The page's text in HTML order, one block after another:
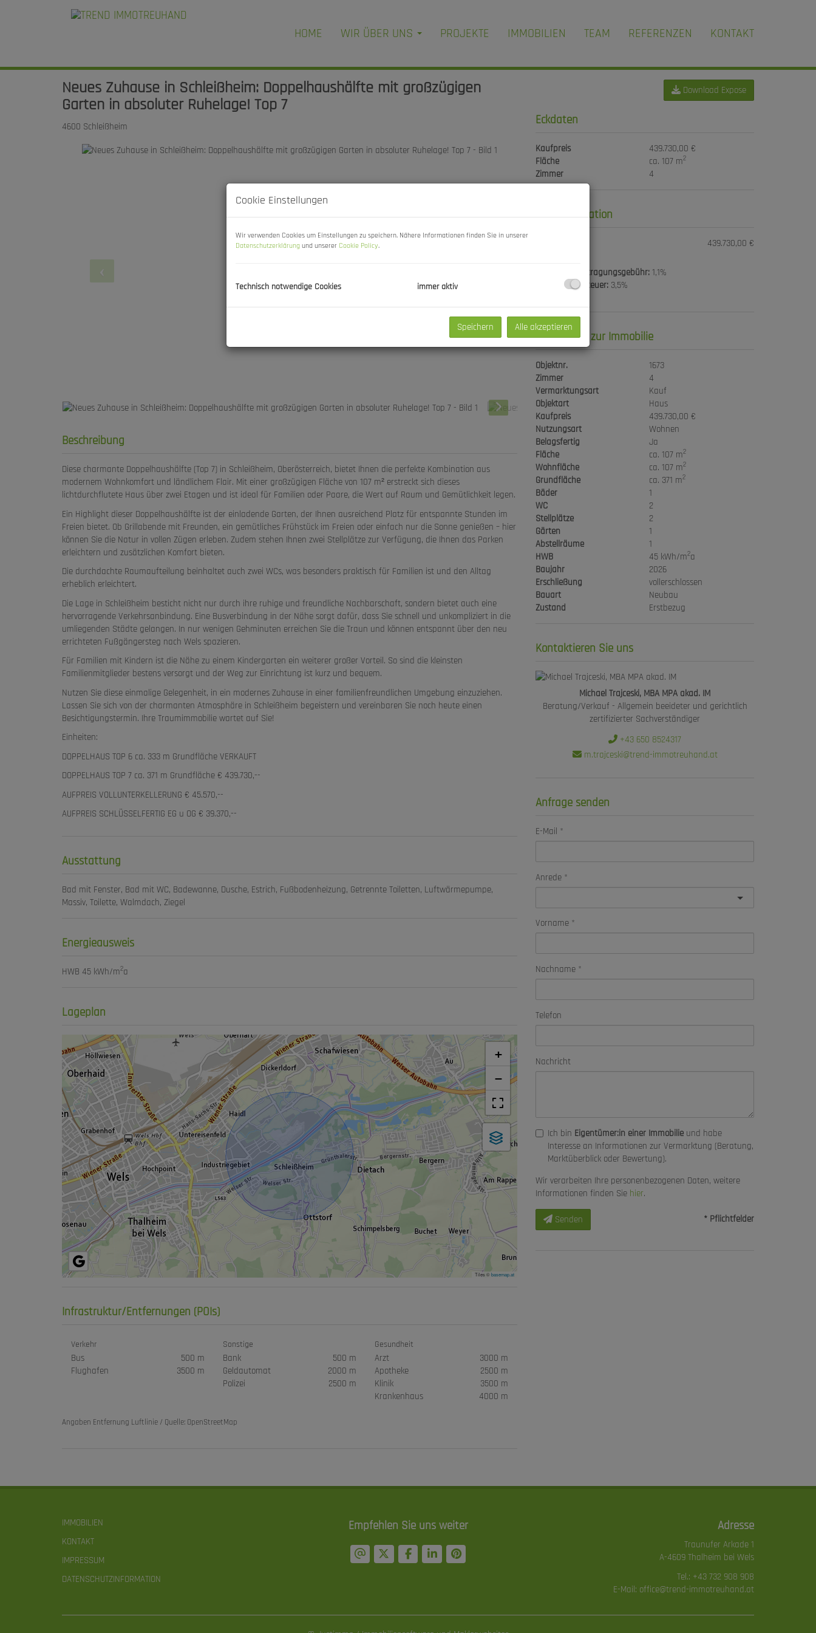
HOME WIR ÜBER UNS PROJEKTE IMMOBILIEN TEAM REFERENZEN KONTAKT
Neues Zuhause in Schleißheim: Doppelhaushälfte mit großzügigen
Garten in absoluter Ruhelage! Top 7
4600 Schleißheim
Beschreibung
Diese charmante Doppelhaushälfte (Top 7) in Schleißheim, Oberösterreich, bietet Ihnen die perfekte Kombination aus
modernem Wohnkomfort und ländlichem Flair. Mit einer großzügigen Fläche von 107 m² erstreckt sich dieses
lichtdurchflutete Haus über zwei Etagen und ist ideal für Familien oder Paare, die Wert auf Raum und Gemütlichkeit legen.
Ein Highlight dieser Doppelhaushälfte ist der einladende Garten, der Ihnen ausreichend Platz für entspannte Stunden im
Freien bietet. Ob Grillabende mit Freunden, ein gemütliches Frühstück im Freien oder einfach nur die Sonne genießen – hier
können Sie die Natur in vollen Zügen erleben. Zudem stehen Ihnen zwei Stellplätze zur Verfügung, die Ihnen das Parken
erleichtern und zusätzlichen Komfort bieten.
Die durchdachte Raumaufteilung beinhaltet auch zwei WCs, was besonders praktisch für Familien ist und den Alltag
erheblich erleichtert.
Die Lage in Schleißheim besticht nicht nur durch ihre ruhige und freundliche Nachbarschaft, sondern bietet auch eine
hervorragende Verkehrsanbindung. Eine Busverbindung in der Nähe sorgt dafür, dass Sie schnell und unkompliziert in die
umliegenden Städte gelangen. In nur wenigen Gehminuten erreichen Sie die Traun und können entspannt über den neu
errichteten Fußgängersteg nach Wels spazieren.
Für Familien mit Kindern ist die Nähe zu einem Kindergarten ein weiterer großer Vorteil. So sind die kleinsten
Familienmitglieder bestens versorgt und der Weg zur Einrichtung ist kurz und bequem.
Nutzen Sie diese einmalige Gelegenheit, in ein modernes Zuhause in einer familienfreundlichen Umgebung einzuziehen.
Lassen Sie sich von der charmanten Atmosphäre in Schleißheim begeistern und vereinbaren Sie noch heute einen
Besichtigungstermin. Ihre Traumimmobilie wartet auf Sie!
Einheiten:
DOPPELHAUS TOP 6 ca. 333 m Grundfläche VERKAUFT
DOPPELHAUS TOP 7 ca. 371 m Grundfläche € 439.730,--
AUFPREIS VOLLUNTERKELLERUNG € 45.570,--
AUFPREIS SCHLÜSSELFERTIG EG u OG € 39.370,--
Ausstattung
Bad mit Fenster Bad mit WC Badewanne Dusche Estrich Fußbodenheizung Getrennte Toiletten Luftwärmepumpe
Massiv Toilette Walmdach Ziegel
Energieausweis
HWB 45 kWh/m2a
Lageplan
+
−
Tiles ©basemap.at
Infrastruktur/Entfernungen (POIs)
Verkehr
Bus
500 m
Flughafen
3500 m
Sonstige
Bank
500 m
Geldautomat
2000 m
Polizei
2500 m
Gesundheit
Arzt
3000 m
Apotheke
2500 m
Klinik
3500 m
Krankenhaus
4000 m
Angaben Entfernung Luftlinie / Quelle: OpenStreetMap
Download Expose
Eckdaten
Kaufpreis
439.730,00 €
Fläche
ca. 107 m2
Zimmer 4
Preisinformation
439.730,00 €
Grundbucheintragungsgebühr: 1,1%
Grunderwerbsteuer: 3,5%
Basisdaten zur Immobilie
Objektnr.
1673
Zimmer
4
Vermarktungsart
Kauf
Objektart
Haus
Kaufpreis
439.730,00 €
Nutzungsart
Wohnen
Belagsfertig
Ja
Fläche
ca. 107 m2
Wohnfläche ca. 107 m2
Grundfläche ca. 371 m2
Bäder
1
WC
2
Stellplätze
2
Gärten
1
Abstellräume
1
HWB
45 kWh/m2a
Baujahr
2026
Erschließung
vollerschlossen
Bauart
Neubau
Zustand
Erstbezug
Kontaktieren Sie uns
Michael Trajceski, MBA MPA akad. IM
Beratung/Verkauf - Allgemein beeideter und gerichtlich
zertifizierter Sachverständiger
+43 650 8524317
m.trajceski@trend-immotreuhand.at
Anfrage senden
E-Mail
Anrede
Vorname
Nachname
Telefon
Nachricht
Ich bin Eigentümer:in einer Immobilie und habe
Interesse an Informationen zur Vermarktung (Beratung,
Marktüberblick oder Bewertung).
Wir verarbeiten Ihre personenbezogenen Daten, weitere
Informationen finden Sie hier.
Senden * Pflichtfelder
IMMOBILIEN
KONTAKT
IMPRESSUM
DATENSCHUTZINFORMATION
Empfehlen Sie uns weiter Adresse
Traunufer Arkade 1
A-4609 Thalheim bei Wels
Tel.: +43 732 908 908
E-Mail: office@trend-immotreuhand.at
Cookie Einstellungen
Wir verwenden Cookies um Einstellungen zu speichern. Nähere Informationen finden Sie in unserer
Datenschutzerklärung und unserer Cookie Policy.
Technisch notwendige Cookies immer aktiv
Speichern Alle akzeptieren